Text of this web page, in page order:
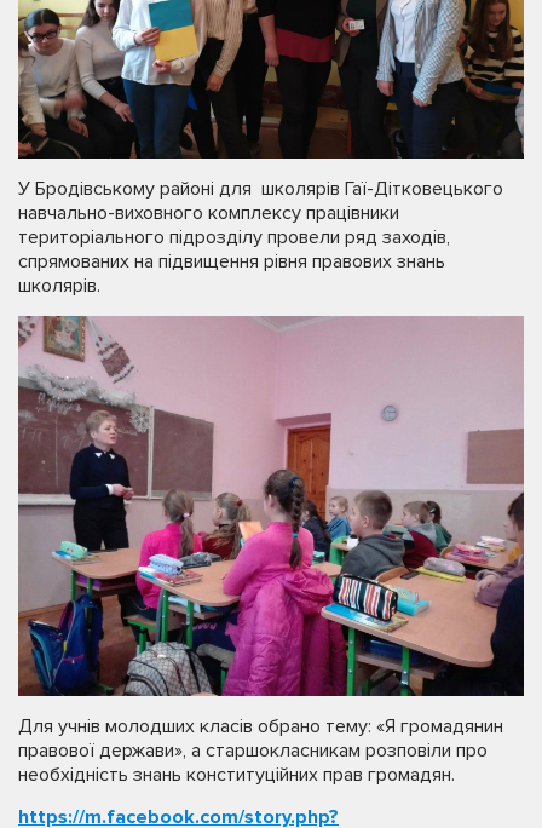
У Бродівському районі для школярів Гаї-Дітковецького
навчально-виховного комплексу працівники
територіального підрозділу провели ряд заходів,
спрямованих на підвищення рівня правових знань
школярів.
Для учнів молодших класів обрано тему: «Я громадянин
правової держави», а старшокласникам розповіли про
необхідність знань конституційних прав громадян.
https://m.facebook.com/story.php?